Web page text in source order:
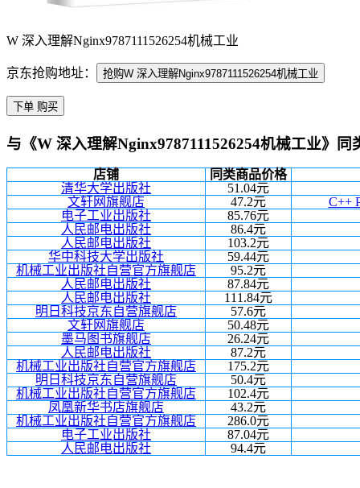
W 深入理解Nginx9787111526254机械工业
京东抢购地址： 抢购W 深入理解Nginx9787111526254机械工业
下单 购买
与《W 深入理解Nginx9787111526254机械工业》同
店铺
同类商品价格
清华大学出版社
51.04元
文轩网旗舰店
47.2元
C++
电子工业出版社
85.76元
人民邮电出版社
86.4元
人民邮电出版社
103.2元
华中科技大学出版社
59.44元
机械工业出版社自营官方旗舰店
95.2元
人民邮电出版社
87.84元
人民邮电出版社
111.84元
明日科技京东自营旗舰店
57.6元
文轩网旗舰店
50.48元
墨马图书旗舰店
26.24元
人民邮电出版社
87.2元
机械工业出版社自营官方旗舰店
175.2元
明日科技京东自营旗舰店
50.4元
机械工业出版社自营官方旗舰店
102.4元
凤凰新华书店旗舰店
43.2元
机械工业出版社自营官方旗舰店
286.0元
电子工业出版社
87.04元
人民邮电出版社
94.4元